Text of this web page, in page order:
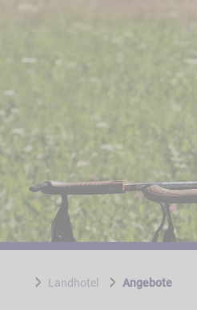
Landhotel Angebote